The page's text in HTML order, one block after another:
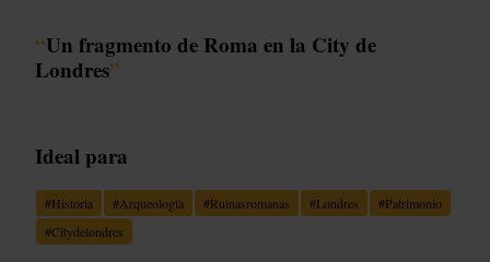
“Un fragmento de Roma en la City de
Londres”
Ideal para
#Historia #Arqueología #Ruinasromanas #Londres #Patrimonio
#Citydelondres